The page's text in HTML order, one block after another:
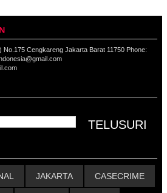
Cengkareng Jakarta Barat 11750 Phone:
JAKARTA CASECRIME